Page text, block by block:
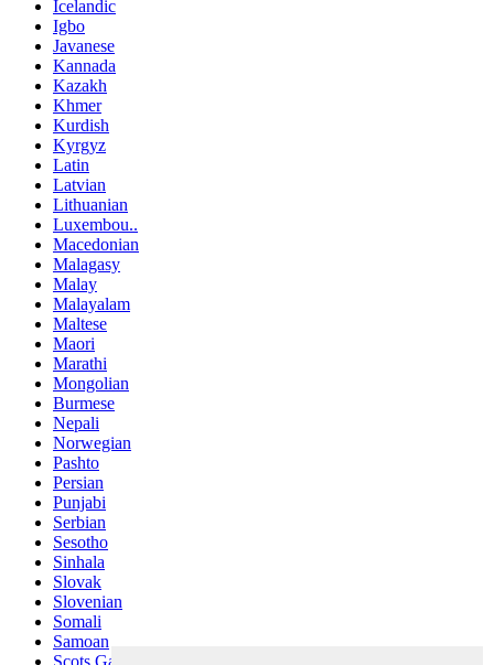
Icelandic
Igbo
Javanese
Kannada
Kazakh
Khmer
Kurdish
Kyrgyz
Latin
Latvian
Lithuanian
Luxembou..
Macedonian
Malagasy
Malay
Malayalam
Maltese
Maori
Marathi
Mongolian
Burmese
Nepali
Norwegian
Pashto
Persian
Punjabi
Serbian
Sesotho
Sinhala
Slovak
Slovenian
Somali
Samoan
Scots Gaelic